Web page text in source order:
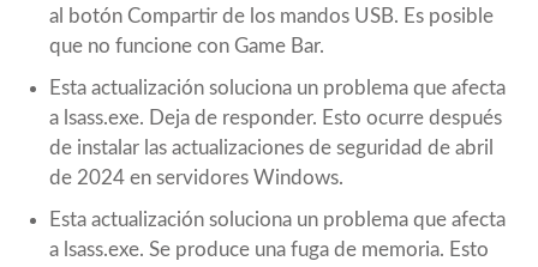
al botón Compartir de los mandos USB. Es posible
que no funcione con Game Bar.
Esta actualización soluciona un problema que afecta
a lsass.exe. Deja de responder. Esto ocurre después
de instalar las actualizaciones de seguridad de abril
de 2024 en servidores Windows.
Esta actualización soluciona un problema que afecta
a lsass.exe. Se produce una fuga de memoria. Esto